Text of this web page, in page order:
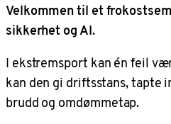
Velkommen til et
sikkerhet og AI.
I ekstremsport kan én feil
kan den gi driftsstans, tapte
brudd og omdømmetap.